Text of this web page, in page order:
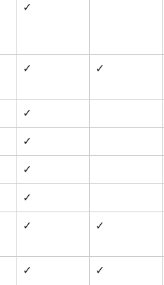
✓
✓ ✓
✓
✓
✓
✓
✓ ✓
✓ ✓